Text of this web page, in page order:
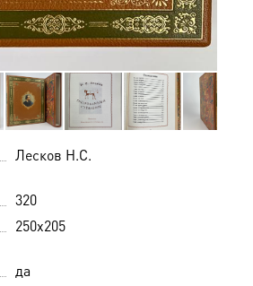
Лесков Н.С.
320
250х205
да